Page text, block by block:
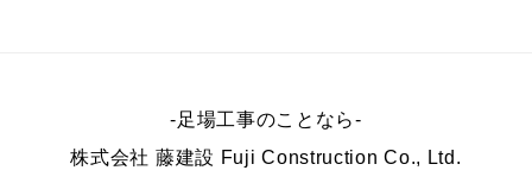
-足場工事のことなら-
株式会社 藤建設 Fuji Construction Co., Ltd.